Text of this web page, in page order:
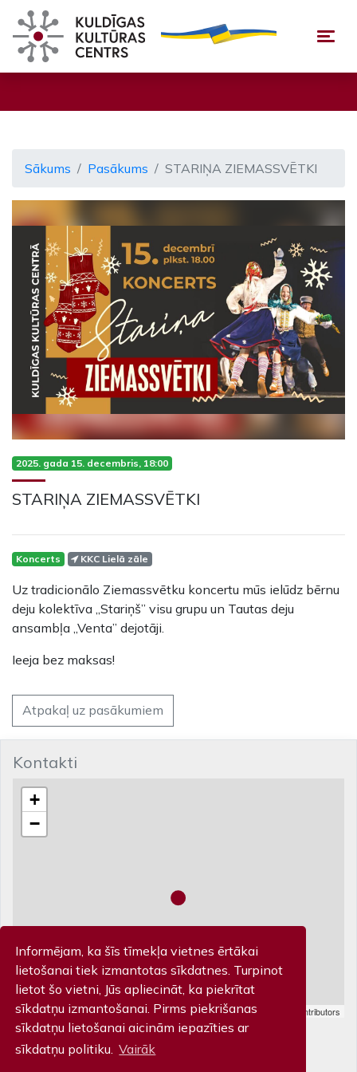
Informējam, ka šīs tīmekļa vietnes ērtākai
lietošanai tiek izmantotas sīkdatnes. Turpinot
lietot šo vietni, Jūs apliecināt, ka piekrītat
sīkdatņu izmantošanai. Pirms piekrišanas
sīkdatņu lietošanai aicinām iepazīties ar
sīkdatņu politiku. Vairāk
Sākums Pasākums STARIŅA ZIEMASSVĒTKI
2025. gada 15. decembris, 18:00
STARIŅA ZIEMASSVĒTKI
Koncerts KKC Lielā zāle
Uz tradicionālo Ziemassvētku koncertu mūs ielūdz bērnu
deju kolektīva „Stariņš” visu grupu un Tautas deju
ansambļa „Venta” dejotāji.
Ieeja bez maksas!
Atpakaļ uz pasākumiem
Kontakti
+
−
Leaflet| Map data ©OpenStreetMap contributors
Biļešu kase
Piltenes iela 32, Kuldīga T: 63 322 201